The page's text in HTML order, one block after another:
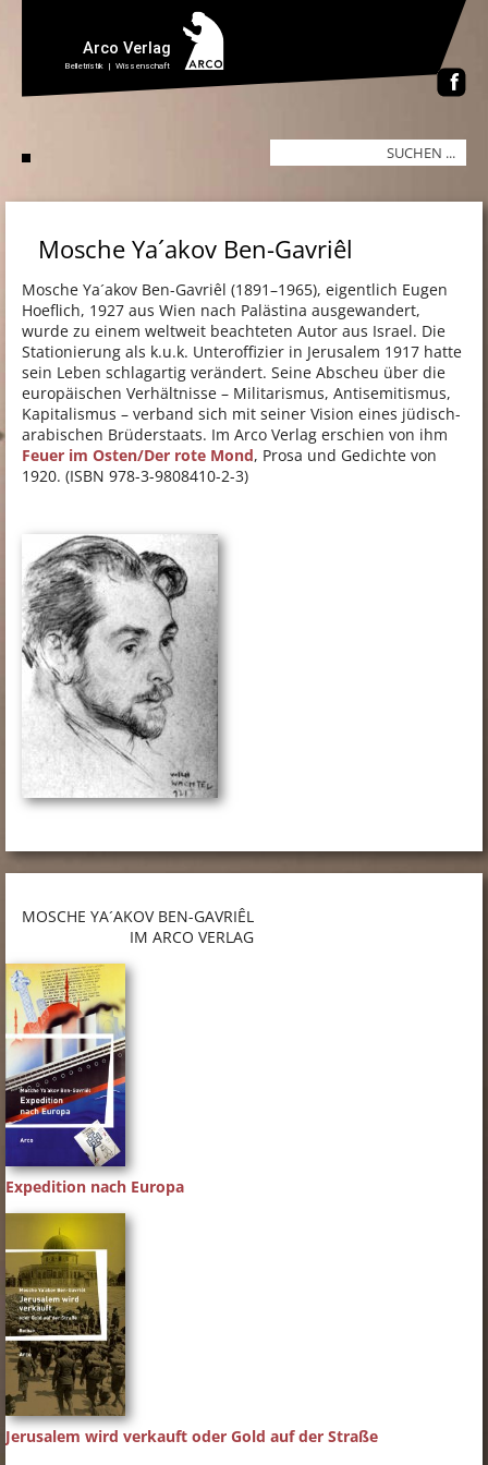
Mosche Ya´akov Ben-Gavriêl
Mosche Ya´akov Ben-Gavriêl (1891–1965), eigentlich Eugen
Hoeflich, 1927 aus Wien nach Palästina ausgewandert,
wurde zu einem weltweit beachteten Autor aus Israel. Die
Stationierung als k.u.k. Unteroffizier in Jerusalem 1917 hatte
sein Leben schlagartig verändert. Seine Abscheu über die
europäischen Verhältnisse – Militarismus, Antisemitismus,
Kapitalismus – verband sich mit seiner Vision eines jüdisch-
arabischen Brüderstaats. Im Arco Verlag erschien von ihm
Feuer im Osten/Der rote Mond, Prosa und Gedichte von
1920. (ISBN 978-3-9808410-2-3)
MOSCHE YA´AKOV BEN-GAVRIÊL
IM ARCO VERLAG
Expedition nach Europa
Jerusalem wird verkauft oder Gold auf der Straße